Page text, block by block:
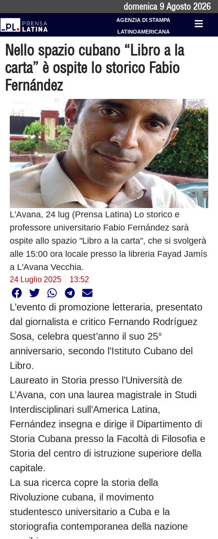
domenica 9 Agosto 2026
AGENZIA DI STAMPA
LATINOAMERICANA
Nello spazio cubano “Libro a la
carta” è ospite lo storico Fabio
Fernández
L'Avana, 24 lug (Prensa Latina) Lo storico e
professore universitario Fabio Fernández sarà
ospite allo spazio "Libro a la carta", che si svolgerà
alle 15:00 ora locale presso la libreria Fayad Jamís
a L'Avana Vecchia.
24 Luglio 2025 13:52
L’evento di promozione letteraria, presentato
dal giornalista e critico Fernando Rodríguez
Sosa, celebra quest’anno il suo 25°
anniversario, secondo l’Istituto Cubano del
Libro.
Laureato in Storia presso l’Università de
L’Avana, con una laurea magistrale in Studi
Interdisciplinari sull’America Latina,
Fernández insegna e dirige il Dipartimento di
Storia Cubana presso la Facoltà di Filosofia e
Storia del centro di istruzione superiore della
capitale.
La sua ricerca copre la storia della
Rivoluzione cubana, il movimento
studentesco universitario a Cuba e la
storiografia contemporanea della nazione